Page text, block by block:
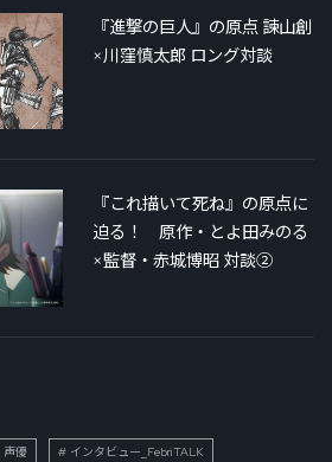
『進撃の巨人』の原点 諫山創
×川窪慎太郎 ロング対談
『これ描いて死ね』の原点に
迫る！ 原作・とよ田みのる
×監督・赤城博昭 対談②
声優 インタビュー_FebriTALK